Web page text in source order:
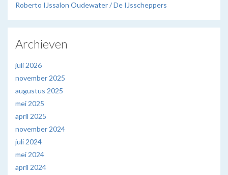
Roberto IJssalon Oudewater / De IJsscheppers
Archieven
juli 2026
november 2025
augustus 2025
mei 2025
april 2025
november 2024
juli 2024
mei 2024
april 2024